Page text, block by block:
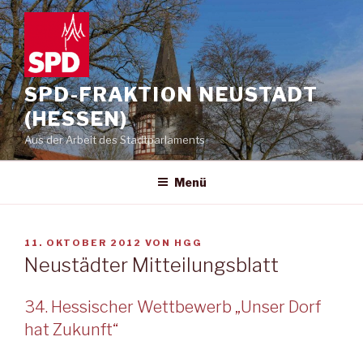
Zum
Inhalt
springen
SPD-FRAKTION NEUSTADT
(HESSEN)
Aus der Arbeit des Stadtparlaments
Menü
VERÖFFENTLICHT
AM
11. OKTOBER 2012 VON HGG
Neustädter Mitteilungsblatt
34. Hessischer Wettbewerb „Unser Dorf
hat Zukunft“